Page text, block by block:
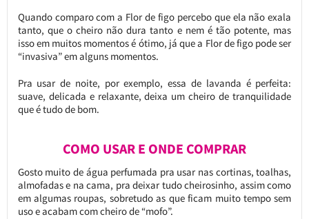
Quando comparo com a Flor de figo percebo que ela não exala
tanto, que o cheiro não dura tanto e nem é tão potente, mas
isso em muitos momentos é ótimo, já que a Flor de figo pode ser
“invasiva” em alguns momentos.
Pra usar de noite, por exemplo, essa de lavanda é perfeita:
suave, delicada e relaxante, deixa um cheiro de tranquilidade
que é tudo de bom.
COMO USAR E ONDE COMPRAR
Gosto muito de água perfumada pra usar nas cortinas, toalhas,
almofadas e na cama, pra deixar tudo cheirosinho, assim como
em algumas roupas, sobretudo as que ficam muito tempo sem
uso e acabam com cheiro de “mofo”.